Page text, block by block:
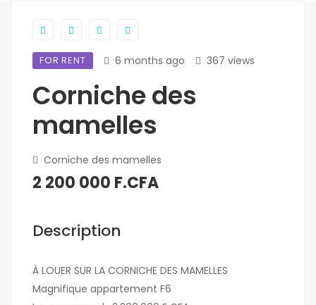
FOR RENT 6 months ago 367 views
Corniche des
mamelles
Corniche des mamelles
2 200 000 F.CFA
Description
À LOUER SUR LA CORNICHE DES MAMELLES
Magnifique appartement F6